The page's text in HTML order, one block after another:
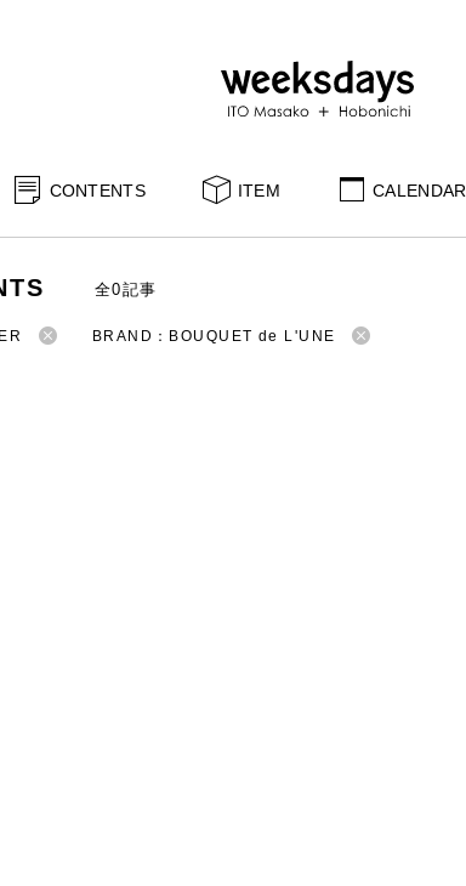
CONTENTS ITEM CALENDAR
全0記事
BRAND：BOUQUET de L'UNE